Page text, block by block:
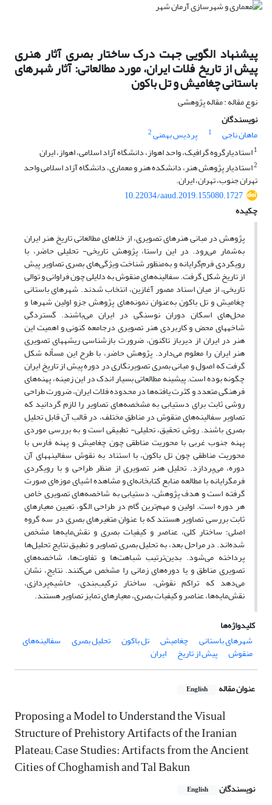
پیشنهاد الگویی جهت درک ساختار بصری آثار هنری
پیش از تاریخ فلات ایران، مورد مطالعاتی: آثار شهرهای
باستانی چغامیش و تل باکون
نوع مقاله : مقاله پژوهشی
نویسندگان
ماهان ناجی
1 پردیس بهمنی2
1استادیارگروه گرافیک، واحد اهواز، دانشگاه آزاد اسلامی، اهواز، ایران
2استادیار پژوهش هنر، دانشکده هنر و معماری، دانشگاه آزاد اسلامی واحد
تهران جنوب، تهران، ایران.
10.22034/aaud.2019.155080.1727
چکیده
پژوهش در مبانی هنرهای تصویری، از خلاهای مطالعاتی تاریخ هنر ایران
به‌شمار می‌رود. در این راستا، پژوهش تاریخی- تحلیلی حاضر، با
رویکردی فرم‌گرایانه و به‌منظور شناخت ویژگی‌های بصری تصاویر پیش
‌از ‌تاریخ شکل گرفت. سفالینه‌های منقوش به دلایلی چون فراوانی و توالی
تاریخی، از میان اسناد مصور آغازین، انتخاب شدند. شهرهای باستانی
چغامیش و تل باکون به‌عنوان نمونه‌های پژوهش جزو اولین شهرها و
محل‌های اسکان دوران نوسنگی در ایران می‌باشند. گستردگی
شاخه‏های محض و کاربردی هنر تصویری درجامعه‏ کنونی و اهمیت این
هنر در ایران از دیرباز تاکنون، ضرورت بازشناسی ریشه‏های تصویری
هنر ایران را معلوم می‌دارد. پژوهش حاضر، با طرح این مسأله شکل
گرفت که اصول و مبانی بصری ‌تصویرنگاری در دوره‏ پیش ‌از تاریخ ایران
چگونه بوده است. پیشینه مطالعاتی بسیار اندک در این زمینه، پهنه‌های
فرهنگی متعدد و کثرت یافته‌ها در محدوده‌ فلات ایران، ضرورت طراحی
روشی ثابت برای دستیابی به مشخصه‌های تصاویر را لازم گردانید که
تصاویر سفالینه‌های منقوش در مناطق مختلف، در قالب آن قابل تحلیل
بصری باشند. روش تحقیق، تحلیلی- تطبیقی است و به بررسی موردی
پهنه جنوب غربی با محوریت مناطقی چون چغامیش و پهنه فارس با
محوریت مناطقی چون تل باکون، با استناد به نقوش سفالینه‏های آن
دوره، می‌پردازد. تحلیل هنر تصویری از منظر طراحی و با رویکردی
فرم‏گرایانه با مطالعه‌ منابع کتابخانه‌ای و مشاهده‌ اشیای موزه‌ای صورت
گرفته است و هدف پژوهش، دستیابی به شاخصه‌های تصویری خاص
هر دوره است. اولین و مهم‌ترین گام در طراحی الگو، تعیین معیارهای
ثابت بررسی تصاویر هستند که با عنوان متغیرهای بصری در سه گروه
اصلی؛ ساختار کلی، عناصر و کیفیات بصری و نقش‌مایه‌ها مشخص
شده‌اند. در مراحل بعد، به تحلیل بصری تصاویر و تطبیق نتایج تحلیل‌ها
پرداخته می‌شود. بدین‌ترتیب شباهت‌ها و تفاوت‌ها، شاخصه‌های
تصویری مناطق و یا دوره‌های‌ زمانی را مشخص می‌کنند. نتایج، نشان
می‌دهد که تراکم نقوش، ساختار ترکیب‌بندی، حاشیه‌پردازی،
نقش‌مایه‌ها، عناصر و کیفیات بصری، معیارهای تمایز تصاویر هستند.
کلیدواژه‌ها
شهرهای باستانی
چغامیش تل باکون تحلیل بصری سفالینه‌های
منقوش پیش از تاریخ ایران
عنوان مقاله English
Proposing a Model to Understand the Visual
Structure of Prehistory Artifacts of the Iranian
Plateau; Case Studies: Artifacts from the Ancient
Cities of Choghamish and Tal Bakun
نویسندگان English